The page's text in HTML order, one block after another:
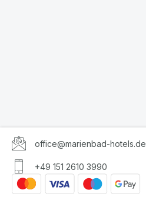
office@marienbad-hotels.de
+49 151 2610 3990